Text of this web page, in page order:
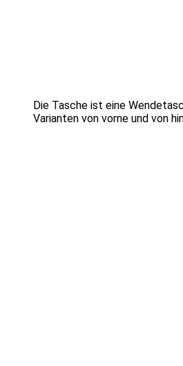
Die Tasche ist eine
Varianten von vorne und von